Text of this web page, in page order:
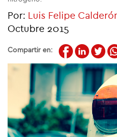
Por: Luis Felipe
Octubre 2015
Compartir en: